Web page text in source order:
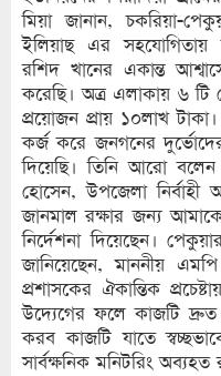
মিয়া জানান, চকরিয়া-
ইলিয়াছ এর সহযোগিতায়
রশিদ খানের একান্ত
করেছি। অত্র এলাকায় ৬ টি
প্রয়োজন প্রায় ১০লাখ
কর্জ করে জনগনের
দিয়েছি। তিনি আরো
হোসেন, উপজেলা
জানমাল রক্ষার জন্য
নির্দেশনা দিয়েছেন।
জানিয়েছেন, মাননীয়
প্রশাসকের ঐকান্তিক
উদ্যেগের ফলে কাজটি
করব কাজটি যাতে
সার্বক্ষনিক মনিটরিং অব্যহত